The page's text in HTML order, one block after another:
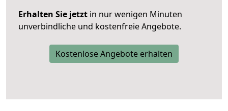
Erhalten Sie jetzt in nur wenigen Minuten
unverbindliche und kostenfreie Angebote.
Kostenlose Angebote erhalten